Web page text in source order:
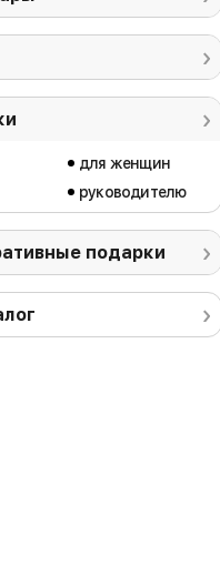
для женщин
руководителю
подарки